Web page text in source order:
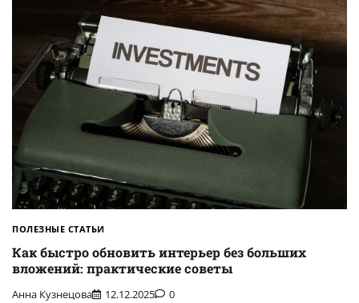
ПОЛЕЗНЫЕ СТАТЬИ
Как быстро обновить интерьер без больших
вложений: практические советы
Анна Кузнецова 12.12.2025 0